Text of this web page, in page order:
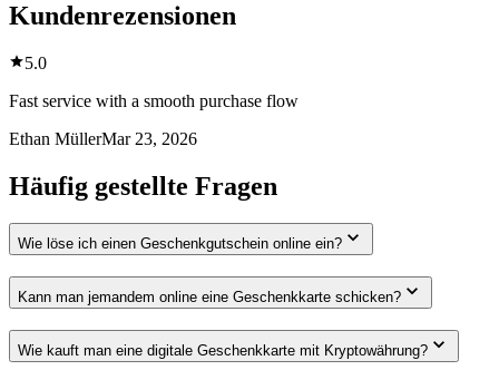
Kundenrezensionen
5.0
Fast service with a smooth purchase flow
Ethan MüllerMar 23, 2026
Häufig gestellte Fragen
Wie löse ich einen Geschenkgutschein online ein?
Kann man jemandem online eine Geschenkkarte schicken?
Wie kauft man eine digitale Geschenkkarte mit Kryptowährung?